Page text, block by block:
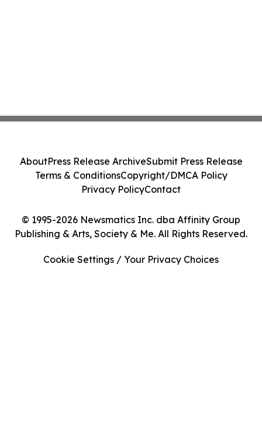
© 1995-2026 Newsmatics Inc. dba Affinity Group
Publishing & Arts, Society & Me. All Rights Reserved.
AboutPress Release ArchiveSubmit Press Release
Terms & ConditionsCopyright/DMCA Policy
Privacy PolicyContact
Cookie Settings / Your Privacy Choices